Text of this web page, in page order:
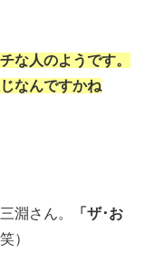
な人のようです。
なんですかね
淵さん。
「ザ･お
笑）